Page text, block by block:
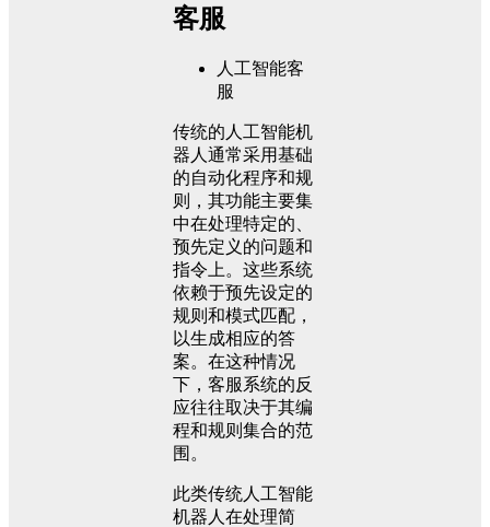
客服
人工智能客
服
传统的人工智能机
器人通常采用基础
的自动化程序和规
则，其功能主要集
中在处理特定的、
预先定义的问题和
指令上。这些系统
依赖于预先设定的
规则和模式匹配，
以生成相应的答
案。在这种情况
下，客服系统的反
应往往取决于其编
程和规则集合的范
围。
此类传统人工智能
机器人在处理简